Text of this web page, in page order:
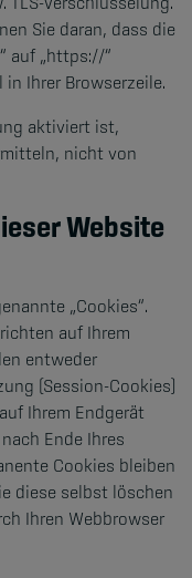
Sie daran, dass die
auf „https://“
Ihrer Browserzeile.
aktiviert ist,
nicht von
Website
„Cookies“.
auf Ihrem
entweder
(Session-Cookies)
Ihrem Endgerät
Ende Ihres
Cookies bleiben
diese selbst löschen
Ihren Webbrowser